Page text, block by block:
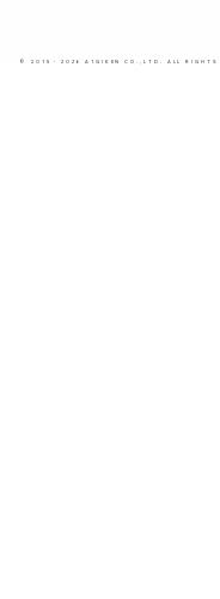
© 2015 - 2026 A1GIKEN CO.,LTD. ALL RIGHTS